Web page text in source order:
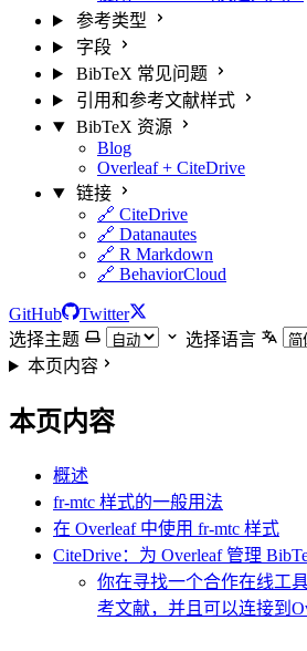
参考类型
字段
BibTeX 常见问题
引用和参考文献样式
BibTeX 资源
Blog
Overleaf + CiteDrive
链接
🔗 CiteDrive
🔗 Datanautes
🔗 R Markdown
🔗 BehaviorCloud
GitHub
Twitter
选择主题
选择语言
本页内容
本页内容
概述
fr-mtc 样式的一般用法
在 Overleaf 中使用 fr-mtc 样式
CiteDrive：为 Overleaf 管理
你在寻找一个合作在线工
考文献，并且可以连接到